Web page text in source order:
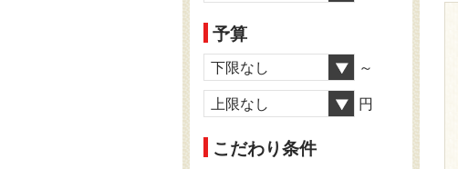
予算
下限なし ～
上限なし 円
こだわり条件